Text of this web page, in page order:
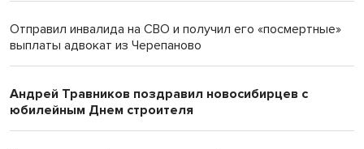
Отправил инвалида на СВО и получил его «посмертные»
выплаты адвокат из Черепаново
Андрей Травников поздравил новосибирцев с
юбилейным Днем строителя